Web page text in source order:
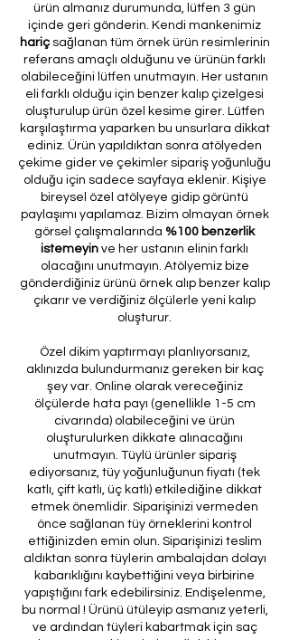
ürün almanız durumunda, lütfen 3 gün
içinde geri gönderin. Kendi mankenimiz
hariçsağlanan tüm örnek ürün resimlerinin
referans amaçlı olduğunu ve ürünün farklı
olabileceğini lütfen unutmayın. Her ustanın
eli farklı olduğu için benzer kalıp çizelgesi
oluşturulup ürün özel kesime girer. Lütfen
karşılaştırma yaparken bu unsurlara dikkat
ediniz. Ürün yapıldıktan sonra atölyeden
çekime gider ve çekimler sipariş yoğunluğu
olduğu için sadece sayfaya eklenir. Kişiye
bireysel özel atölyeye gidip görüntü
paylaşımı yapılamaz. Bizim olmayan örnek
görsel çalışmalarında %100 benzerlik
istemeyin ve her ustanın elinin farklı
olacağını unutmayın. Atölyemiz bize
gönderdiğiniz ürünü örnek alıp benzer kalıp
çıkarır ve verdiğiniz ölçülerle yeni kalıp
oluşturur.
Özel dikim yaptırmayı planlıyorsanız,
aklınızda bulundurmanız gereken bir kaç
şey var. Online olarak vereceğiniz
ölçülerde hata payı (genellikle 1-5 cm
civarında) olabileceğini ve ürün
oluşturulurken dikkate alınacağını
unutmayın. Tüylü ürünler sipariş
ediyorsanız, tüy yoğunluğunun fiyatı (tek
katlı, çift katlı, üç katlı) etkilediğine dikkat
etmek önemlidir. Siparişinizi vermeden
önce sağlanan tüy örneklerini kontrol
ettiğinizden emin olun. Siparişinizi teslim
aldıktan sonra tüylerin ambalajdan dolayı
kabarıklığını kaybettiğini veya birbirine
yapıştığını fark edebilirsiniz. Endişelenme,
bu normal ! Ürünü ütüleyip asmanız yeterli,
ve ardından tüyleri kabartmak için saç